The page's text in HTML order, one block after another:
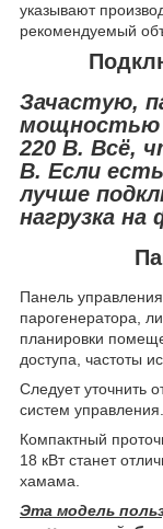
указывают
рекомендуемый
Зачастую,
мощностью
220 В. Всё,
В. Если
лучше
нагрузка
Панель
парогенератора,
планировки
доступа, частоты
Следует уточнить
систем управления.
Компактный
18 кВт станет
хамама.
Эта модель